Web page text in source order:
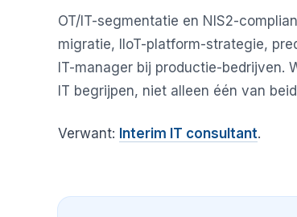
OT/IT-segmentatie en NIS2-
migratie, IIoT-platform-strategie,
IT-manager bij productie-bedrijven.
IT begrijpen, niet alleen één van
Verwant: Interim IT consultant.